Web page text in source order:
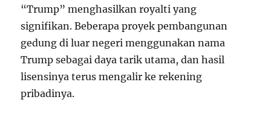
“Trump” menghasilkan royalti yang
signifikan. Beberapa proyek pembangunan
gedung di luar negeri menggunakan nama
Trump sebagai daya tarik utama, dan hasil
lisensinya terus mengalir ke rekening
pribadinya.